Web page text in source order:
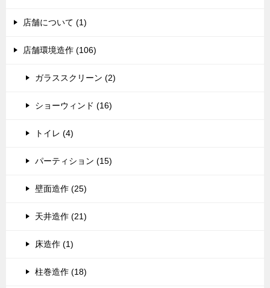
店舗について (1)
店舗環境造作 (106)
ガラススクリーン (2)
ショーウィンド (16)
トイレ (4)
パーティション (15)
壁面造作 (25)
天井造作 (21)
床造作 (1)
柱巻造作 (18)